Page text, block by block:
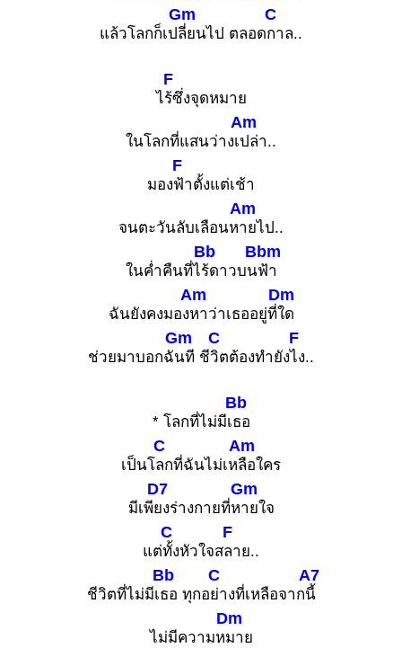
แล้วโลกก็เป
Gm
ลี่ยนไป ตลอด
C
กาล..
ไ
F
ร้ซึ่งจุดหมาย
ในโลกที่แสนว่างเ
Am
ปล่า..
มอง
F
ฟ้าตั้งแต่เช้า
จนตะวันลับเลือนห
Am
ายไป..
ในค่ำคืนที่ไ
Bb
ร้ดาวบน
Bbm
ฟ้า
ฉันยังคงมอง
Am
หาว่าเธออยู่ที่
Dm
ใด
ช่วยมาบอกฉั
Gm
นที ชี
C
วิตต้องทำยัง
F
ไง..
* โลกที่ไม่มีเ
Bb
ธอ
เป็นโ
C
ลกที่ฉันไม่เห
Am
ลือใคร
มีเพี
D7
ยงร่างกายที่ห
Gm
ายใจ
แต่
C
ทั้งหัวใจส
F
ลาย..
ชีวิตที่ไม่มีเ
Bb
ธอ ทุกอ
C
ย่างที่เหลือจาก
A7
นี้
ไม่มีความห
Dm
มาย